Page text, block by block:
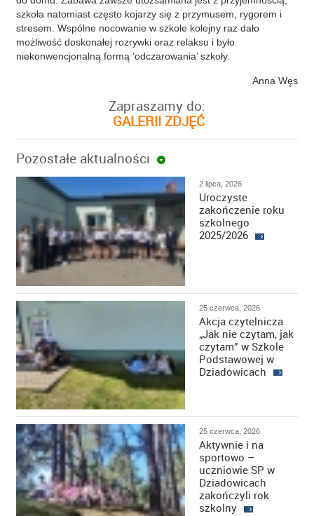
szkoła natomiast często kojarzy się z przymusem, rygorem i
stresem. Wspólne nocowanie w szkole kolejny raz dało
możliwość doskonałej rozrywki oraz relaksu i było
niekonwencjonalną formą ‘odczarowania’ szkoły.
Anna Węs
Zapraszamy do:
GALERII ZDJĘĆ
Pozostałe aktualności
2 lipca, 2026
Uroczyste
zakończenie roku
szkolnego
2025/2026
25 czerwca, 2026
Akcja czytelnicza
„Jak nie czytam, jak
czytam” w Szkole
Podstawowej w
Dziadowicach
25 czerwca, 2026
Aktywnie i na
sportowo –
uczniowie SP w
Dziadowicach
zakończyli rok
szkolny